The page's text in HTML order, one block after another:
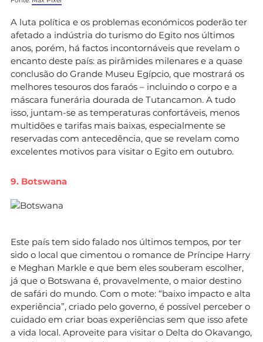
A luta política e os problemas económicos poderão ter
afetado a indústria do turismo do Egito nos últimos
anos, porém, há factos incontornáveis que revelam o
encanto deste país: as pirâmides milenares e a quase
conclusão do Grande Museu Egípcio, que mostrará os
melhores tesouros dos faraós – incluindo o corpo e a
máscara funerária dourada de Tutancamon. A tudo
isso, juntam-se as temperaturas confortáveis, menos
multidões e tarifas mais baixas, especialmente se
reservadas com antecedência, que se revelam como
excelentes motivos para visitar o Egito em outubro.
9. Botswana
Este país tem sido falado nos últimos tempos, por ter
sido o local que cimentou o romance de Príncipe Harry
e Meghan Markle e que bem eles souberam escolher,
já que o Botswana é, provavelmente, o maior destino
de safári do mundo. Com o mote: “baixo impacto e alta
experiência”, criado pelo governo, é possível perceber o
cuidado em criar boas experiências sem que isso afete
a vida local. Aproveite para visitar o Delta do Okavango,